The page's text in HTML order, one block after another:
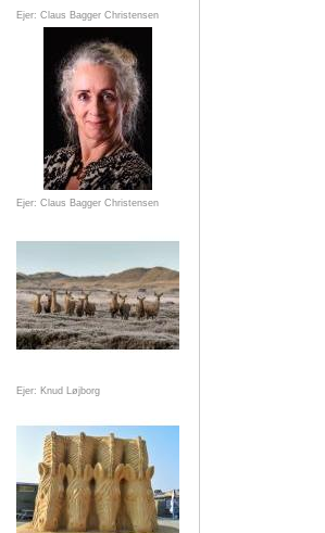
Ejer: Claus Bagger Christensen
Ejer: Claus Bagger Christensen
Ejer: Knud Løjborg